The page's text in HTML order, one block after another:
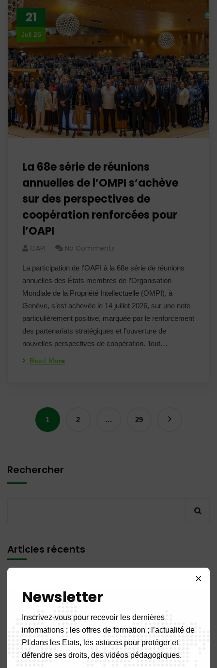
21
Juil 26
La 68e série de réunions
annuelles de l’OMPI s’achève
sur des perspectives de
coopération renforcées pour
l’OAPI
OAPI No Comments
La participation de l’OAPI à la 68e série de réunions
annuelles des États membres de l’Organisation
Mondiale de la Propriété Intellectuelle (OMPI), à
Genève, s’est achevée le 14 juillet 2026, sur une note
particulièrement positive, marquée par le renforcement
des partenariats stratégiques et l’ouverture de
nouvelles perspectives de coopération. Tout…
Read More
1 2 … 29
Rechercher
Articles récents
PUBLICATION N° 11DM / 2026 du 31 Juillet 2026
PUBLICATION N° 04 BR / 2026 du 31 Juillet 2026
Newsletter
Inscrivez-vous pour recevoir les dernières
informations ; les offres de formation ; l’actualité de
PI dans les Etats, les astuces pour protéger et
défendre ses droits, des vidéos pédagogiques.